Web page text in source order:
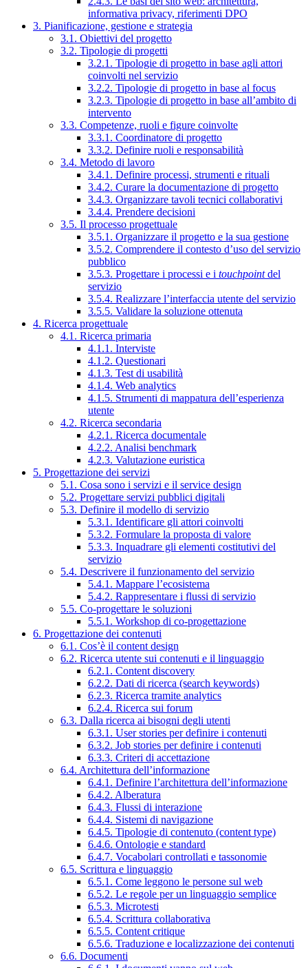
informativa privacy, riferimenti DPO
3. Pianificazione, gestione e strategia
3.1. Obiettivi del progetto
3.2. Tipologie di progetti
3.2.1. Tipologie di progetto in base agli attori
coinvolti nel servizio
3.2.2. Tipologie di progetto in base al focus
3.2.3. Tipologie di progetto in base all’ambito di
intervento
3.3. Competenze, ruoli e figure coinvolte
3.3.1. Coordinatore di progetto
3.3.2. Definire ruoli e responsabilità
3.4. Metodo di lavoro
3.4.1. Definire processi, strumenti e rituali
3.4.2. Curare la documentazione di progetto
3.4.3. Organizzare tavoli tecnici collaborativi
3.4.4. Prendere decisioni
3.5. Il processo progettuale
3.5.1. Organizzare il progetto e la sua gestione
3.5.2. Comprendere il contesto d’uso del servizio
pubblico
3.5.3. Progettare i processi e i touchpointdel
servizio
3.5.4. Realizzare l’interfaccia utente del servizio
3.5.5. Validare la soluzione ottenuta
4. Ricerca progettuale
4.1. Ricerca primaria
4.1.1. Interviste
4.1.2. Questionari
4.1.3. Test di usabilità
4.1.4. Web analytics
4.1.5. Strumenti di mappatura dell’esperienza
utente
4.2. Ricerca secondaria
4.2.1. Ricerca documentale
4.2.2. Analisi benchmark
4.2.3. Valutazione euristica
5. Progettazione dei servizi
5.1. Cosa sono i servizi e il service design
5.2. Progettare servizi pubblici digitali
5.3. Definire il modello di servizio
5.3.1. Identificare gli attori coinvolti
5.3.2. Formulare la proposta di valore
5.3.3. Inquadrare gli elementi costitutivi del
servizio
5.4. Descrivere il funzionamento del servizio
5.4.1. Mappare l’ecosistema
5.4.2. Rappresentare i flussi di servizio
5.5. Co-progettare le soluzioni
5.5.1. Workshop di co-progettazione
6. Progettazione dei contenuti
6.1. Cos’è il content design
6.2. Ricerca utente sui contenuti e il linguaggio
6.2.1. Content discovery
6.2.2. Dati di ricerca (search keywords)
6.2.3. Ricerca tramite analytics
6.2.4. Ricerca sui forum
6.3. Dalla ricerca ai bisogni degli utenti
6.3.1. User stories per definire i contenuti
6.3.2. Job stories per definire i contenuti
6.3.3. Criteri di accettazione
6.4. Architettura dell’informazione
6.4.1. Definire l’architettura dell’informazione
6.4.2. Alberatura
6.4.3. Flussi di interazione
6.4.4. Sistemi di navigazione
6.4.5. Tipologie di contenuto (content type)
6.4.6. Ontologie e standard
6.4.7. Vocabolari controllati e tassonomie
6.5. Scrittura e linguaggio
6.5.1. Come leggono le persone sul web
6.5.2. Le regole per un linguaggio semplice
6.5.3. Microtesti
6.5.4. Scrittura collaborativa
6.5.5. Content critique
6.5.6. Traduzione e localizzazione dei contenuti
6.6. Documenti